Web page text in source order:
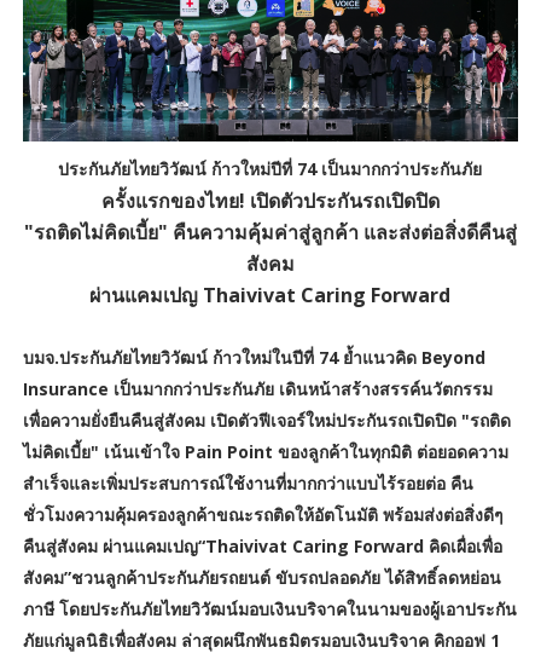
ประกันภัยไทยวิวัฒน์ ก้าวใหม่ปีที่ 74 เป็นมากกว่าประกันภัย
ครั้งแรกของไทย! เปิดตัวประกันรถเปิดปิด
"รถติดไม่คิดเบี้ย" คืนความคุ้มค่าสู่ลูกค้า และส่งต่อสิ่งดีคืนสู่
สังคม
ผ่านแคมเปญ Thaivivat Caring Forward
บมจ.ประกันภัยไทยวิวัฒน์ ก้าวใหม่ในปีที่ 74 ย้ำแนวคิด Beyond
Insurance เป็นมากกว่าประกันภัย เดินหน้าสร้างสรรค์นวัตกรรม
เพื่อความยั่งยืนคืนสู่สังคม เปิดตัวฟีเจอร์ใหม่ประกันรถเปิดปิด "รถติด
ไม่คิดเบี้ย" เน้นเข้าใจ Pain Point ของลูกค้าในทุกมิติ ต่อยอดความ
สำเร็จและเพิ่มประสบการณ์ใช้งานที่มากกว่าแบบไร้รอยต่อ คืน
ชั่วโมงความคุ้มครองลูกค้าขณะรถติดให้อัตโนมัติ พร้อมส่งต่อสิ่งดีๆ
คืนสู่สังคม ผ่านแคมเปญ“Thaivivat Caring Forward คิดเผื่อเพื่อ
สังคม”ชวนลูกค้าประกันภัยรถยนต์ ขับรถปลอดภัย ได้สิทธิ์ลดหย่อน
ภาษี โดยประกันภัยไทยวิวัฒน์มอบเงินบริจาคในนามของผู้เอาประกัน
ภัยแก่มูลนิธิเพื่อสังคม ล่าสุดผนึกพันธมิตรมอบเงินบริจาค คิกออฟ 1